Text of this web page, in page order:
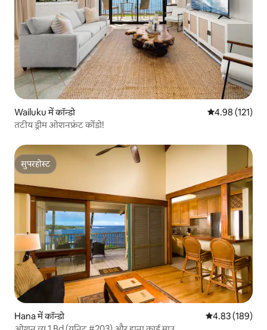
Wailuku में कॉन्डो औसत रेटिंग 5 में से
4.98 (121)
तटीय ड्रीम ओशनफ्रंट कोंडो!
सुपरहोस्ट
सुपरहोस्ट
Hana में कॉन्डो औसत रेटिंग 5 में से
4.83 (189)